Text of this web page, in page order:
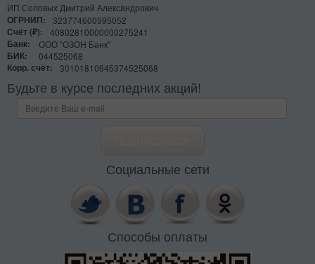
ИП Соловых Дмитрий Александрович
ОГРНИП:
323774600595052
Счёт (₽):
40802810000000275241
Банк:
ООО "ОЗОН Банк"
БИК:
044525068
Корр. счёт:
30101810645374525068
Будьте в курсе последних акций!
Социальные сети
Способы оплаты